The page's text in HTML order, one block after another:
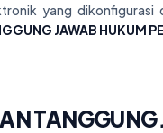
yang
JAWAB HUKUM